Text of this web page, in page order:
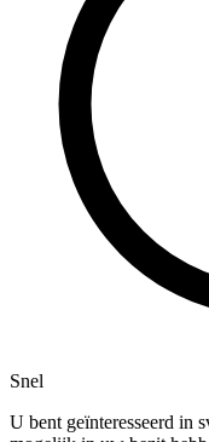
Snel
U bent geïnteresseerd in